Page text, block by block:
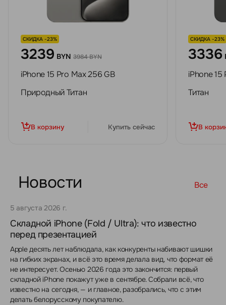
СКИДКА -23%
3239 BYN 3984 BYN
iPhone 15 Pro Max 256 GB
Природный Титан
В корзину Купить сейчас
СКИДКА -23%
3336
iPhone
Титан
В
Новости Все
5 августа 2026 г.
Складной iPhone (Fold / Ultra): что известно
перед презентацией
Apple десять лет наблюдала, как конкуренты набивают шишки
на гибких экранах, и всё это время делала вид, что формат её
не интересует. Осенью 2026 года это закончится: первый
складной iPhone покажут уже в сентябре. Собрали всё, что
известно на сегодня, — и главное, разобрались, что с этим
делать белорусскому покупателю.